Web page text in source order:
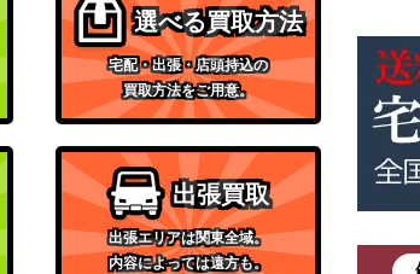
選べる買取方法
宅配・出張・店頭持込の
買取方法をご用意。
出張買取
出張エリアは関東全域。
内容によっては遠方も。